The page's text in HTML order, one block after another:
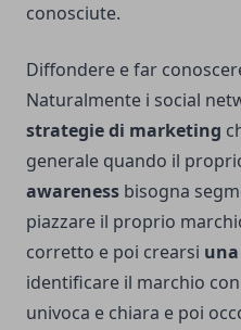
conosciute.
Diffondere e far
Naturalmente i social
strategie di marketing
generale quando il
awareness bisogna
piazzare il proprio
corretto e poi crearsi
identificare il marchio
univoca e chiara e poi